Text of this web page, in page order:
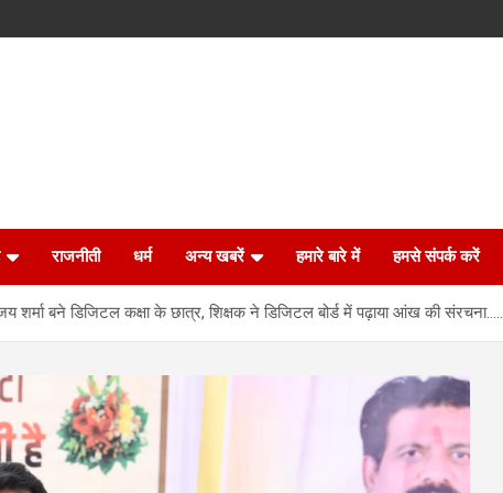
राजनीती धर्म अन्य खबरें हमारे बारे में हमसे संपर्क करें
शर्मा बने डिजिटल कक्षा के छात्र, शिक्षक ने डिजिटल बोर्ड में पढ़ाया आंख की संरचना…..